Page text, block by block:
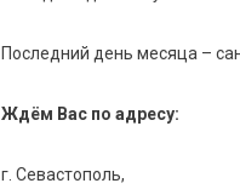
Последний день месяца –
Ждём Вас по адресу:
г. Севастополь,